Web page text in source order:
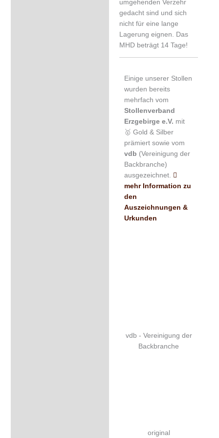
umgehenden Verzehr
gedacht sind und sich
nicht für eine lange
Lagerung eignen. Das
MHD beträgt 14 Tage!
Einige unserer Stollen
wurden bereits
mehrfach vom
Stollenverband
Erzgebirge e.V. mit
🥇 Gold & Silber
prämiert sowie vom
vdb (Vereinigung der
Backbranche)
ausgezeichnet.
mehr Information zu
den
Auszeichnungen &
Urkunden
vdb - Vereinigung der
Backbranche
original